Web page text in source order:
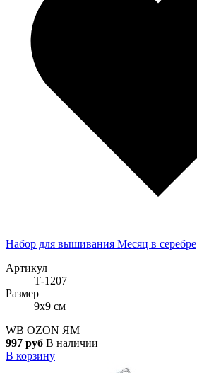
Набор для вышивания Месяц в серебре
Артикул
Т-1207
Размер
9x9 см
WB OZON ЯМ
997 руб В наличии
В корзину